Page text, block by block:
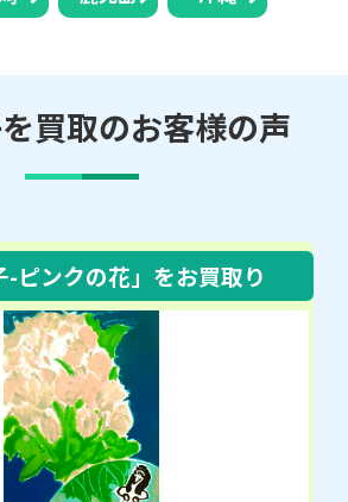
買取のお客様の声
-ピンクの花」 をお買取り